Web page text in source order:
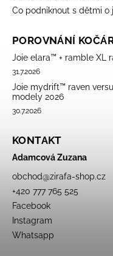
Co podniknout s dětmi o
POROVNÁNÍ
Joie elara™ + ramble XL
31.7.2026
Joie mydrift™ raven
modely 2026
30.7.2026
KONTAKT
Adamcová Zuzana
obchod@zirafa-shop.cz
+420 777 765 525
Facebook
Instagram
Whatsapp